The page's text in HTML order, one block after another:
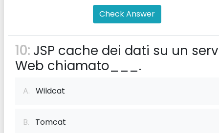
Check Answer
10: JSP cache dei dati su un
Web chiamato___.
A. Wildcat
B. Tomcat